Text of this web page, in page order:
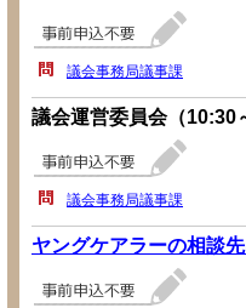
議会事務局議事課
議会運営委員会（10:30
議会事務局議事課
ヤングケアラーの相談